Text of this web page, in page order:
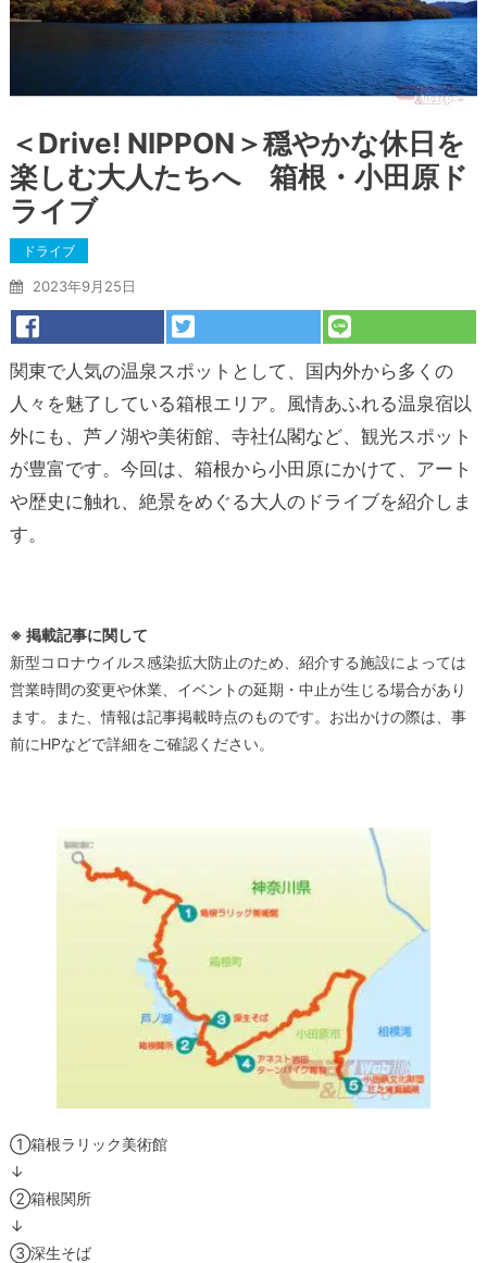
＜Drive! NIPPON＞穏やかな休日を
楽しむ大人たちへ 箱根・小田原ド
ライブ
ドライブ
2023年9月25日
関東で人気の温泉スポットとして、国内外から多くの
人々を魅了している箱根エリア。風情あふれる温泉宿以
外にも、芦ノ湖や美術館、寺社仏閣など、観光スポット
が豊富です。今回は、箱根から小田原にかけて、アート
や歴史に触れ、絶景をめぐる大人のドライブを紹介しま
す。
※ 掲載記事に関して
新型コロナウイルス感染拡大防止のため、紹介する施設によっては
営業時間の変更や休業、イベントの延期・中止が生じる場合があり
ます。また、情報は記事掲載時点のものです。お出かけの際は、事
前にHPなどで詳細をご確認ください。
①箱根ラリック美術館
↓
②箱根関所
↓
③深生そば